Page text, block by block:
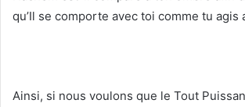
qu’Il se comporte avec toi comme tu agis
Ainsi, si nous voulons que le Tout